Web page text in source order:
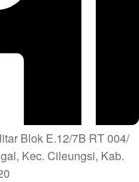
Blok E.12/7B RT 004/
Kec. Cileungsi, Kab.